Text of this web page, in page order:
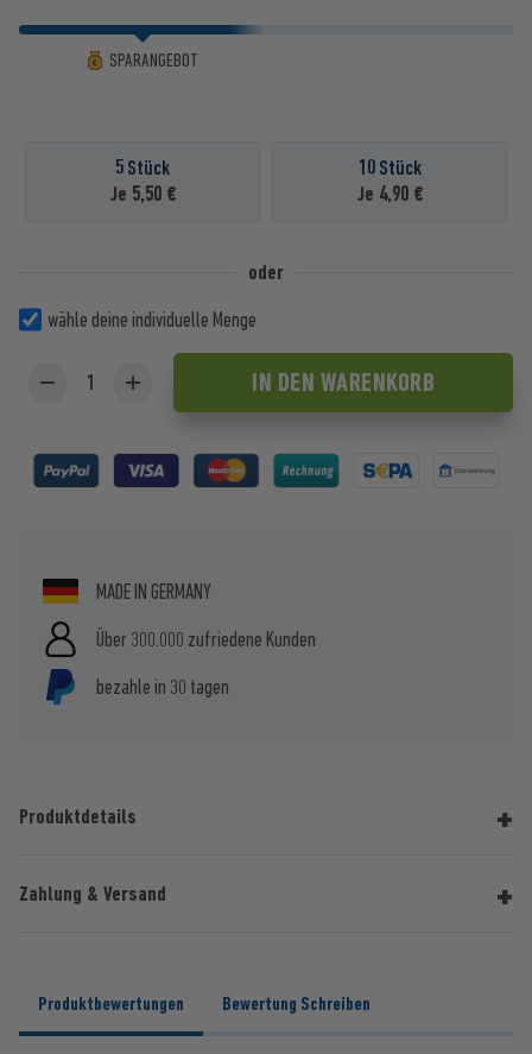
SPARANGEBOT
5 Stück
Je 5,50 €
10 Stück
Je 4,90 €
oder
wähle deine individuelle Menge
IN DEN WARENKORB
MADE IN GERMANY
Über 300.000 zufriedene Kunden
bezahle in 30 tagen
Produktdetails
Zahlung & Versand
Produktbewertungen Bewertung Schreiben